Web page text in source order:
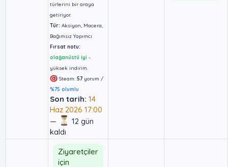
türlerini bir araya
getiriyor.
Tür: Aksiyon, Macera,
Bağımsız Yapımcı
Fırsat notu:
olağanüstü iyi -
yüksek indirim.
Steam: 57yorum /
%75 olumlu
Son tarih: 14
Haz 2026 17:00
—
12 gün
kaldı
Ziyaretçiler
için